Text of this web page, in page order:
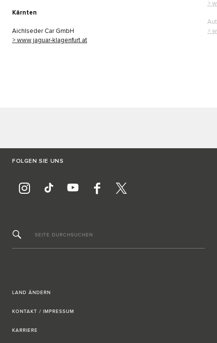
Kärnten
Aichlseder Car GmbH
> www.jaguar-klagenfurt.at
>
>
FOLGEN SIE UNS
SEITE DURCHSUCHEN
LAND ÄNDERN
KONTAKT / IMPRESSUM
KARRIERE